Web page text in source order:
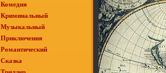
Комедия
Криминальный
Музыкальный
Приключения
Романтический
Сказка